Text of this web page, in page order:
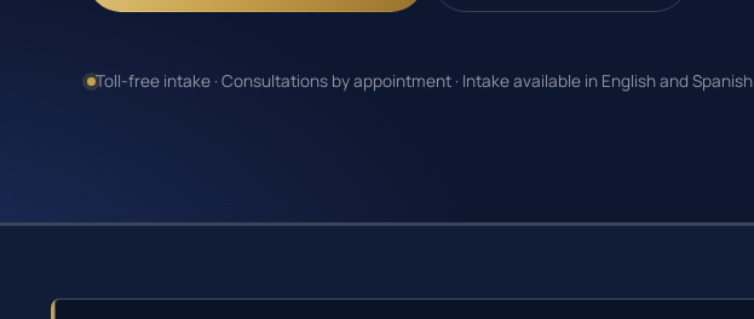
Toll-free intake · Consultations by appointment · Intake available in English and Spanish